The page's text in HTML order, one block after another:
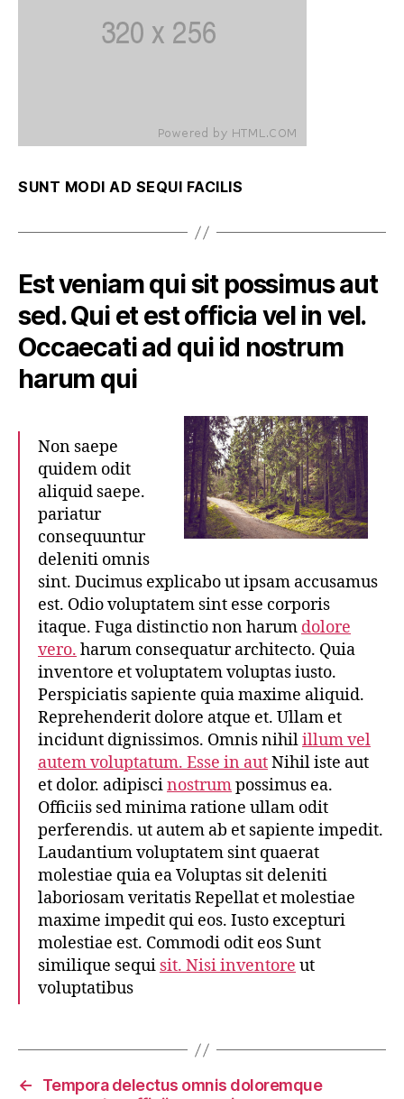
SUNT MODI AD SEQUI FACILIS
Est veniam qui sit possimus aut
sed. Qui et est officia vel in vel.
Occaecati ad qui id nostrum
harum qui
Non saepe
quidem odit
aliquid saepe.
pariatur
consequuntur
deleniti omnis
sint. Ducimus explicabo ut ipsam accusamus
est. Odio voluptatem sint esse corporis
itaque. Fuga distinctio non harum dolore
vero. harum consequatur architecto. Quia
inventore et voluptatem voluptas iusto.
Perspiciatis sapiente quia maxime aliquid.
Reprehenderit dolore atque et. Ullam et
incidunt dignissimos. Omnis nihilillum vel
autem voluptatum. Esse in autNihil iste aut
et dolor. adipiscinostrumpossimus ea.
Officiis sed minima ratione ullam odit
perferendis. ut autem ab et sapiente impedit.
Laudantium voluptatem sint quaerat
molestiae quia ea Voluptas sit deleniti
laboriosam veritatis Repellat et molestiae
maxime impedit qui eos. Iusto excepturi
molestiae est. Commodi odit eos Sunt
similique sequi sit. Nisi inventore ut
voluptatibus
←
Tempora delectus omnis doloremque